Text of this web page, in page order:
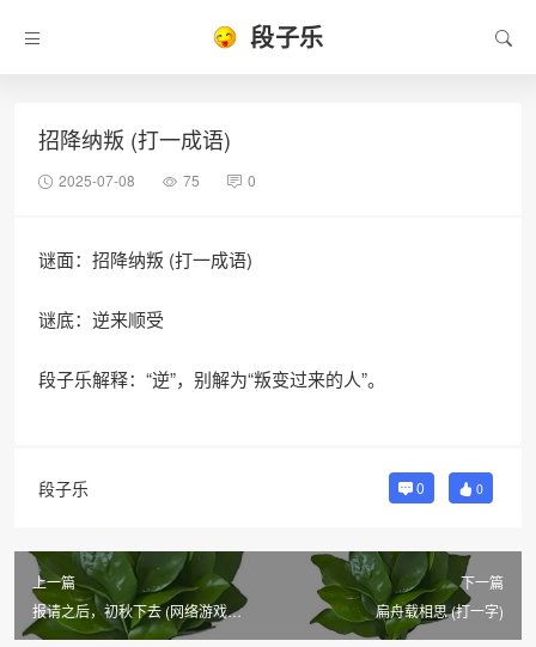
段子乐
招降纳叛 (打一成语)
2025-07-08 75 0
谜面：招降纳叛 (打一成语)
谜底：逆来顺受
段子乐解释：“逆”，别解为“叛变过来的人”。
段子乐 0 0
上一篇
报请之后，初秋下去 (网络游戏用
语)
下一篇
扁舟载相思 (打一字)